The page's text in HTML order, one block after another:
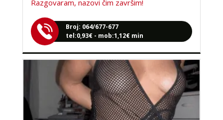
Broj: 064/677-677
tel:0,93€ - mob:1,12€ min